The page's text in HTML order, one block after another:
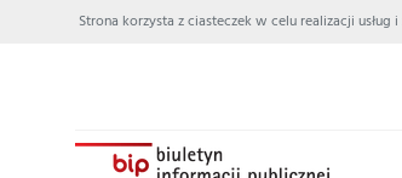
Strona korzysta z ciasteczek w celu realizacji